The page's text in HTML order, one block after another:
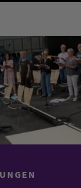
springen